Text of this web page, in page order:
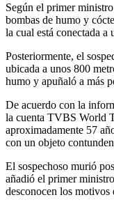
Según el primer
bombas de humo y
la cual está conectada a
Posteriormente, el
ubicada a unos 800
humo y apuñaló a más
De acuerdo con la
la cuenta TVBS World
aproximadamente 57
con un objeto
El sospechoso murió
añadió el primer
desconocen los motivos